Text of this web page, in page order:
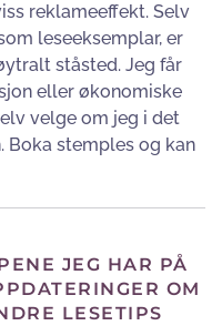
reklameeffekt. Selv
leseeksemplar, er
ståsted. Jeg får
eller økonomiske
velge om jeg i det
stemples og kan
JEG HAR PÅ
OM
LESETIPS